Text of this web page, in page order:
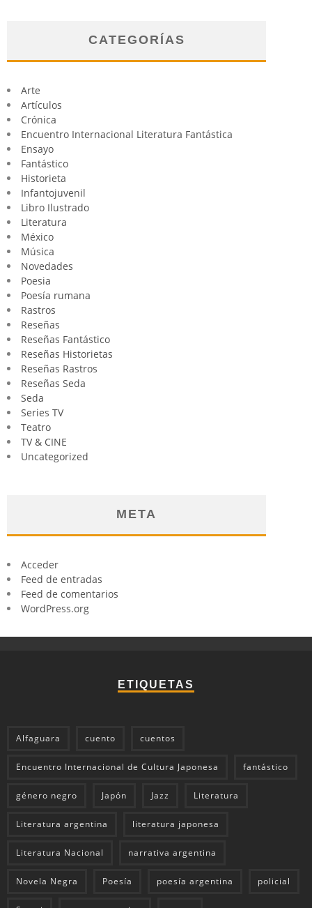
CATEGORÍAS
Arte
Artículos
Crónica
Encuentro Internacional Literatura Fantástica
Ensayo
Fantástico
Historieta
Infantojuvenil
Libro Ilustrado
Literatura
México
Música
Novedades
Poesia
Poesía rumana
Rastros
Reseñas
Reseñas Fantástico
Reseñas Historietas
Reseñas Rastros
Reseñas Seda
Seda
Series TV
Teatro
TV & CINE
Uncategorized
META
Acceder
Feed de entradas
Feed de comentarios
WordPress.org
ETIQUETAS
Alfaguara cuento cuentos
Encuentro Internacional de Cultura Japonesa fantástico
género negro Japón Jazz Literatura
Literatura argentina literatura japonesa
Literatura Nacional narrativa argentina
Novela Negra Poesía poesía argentina policial